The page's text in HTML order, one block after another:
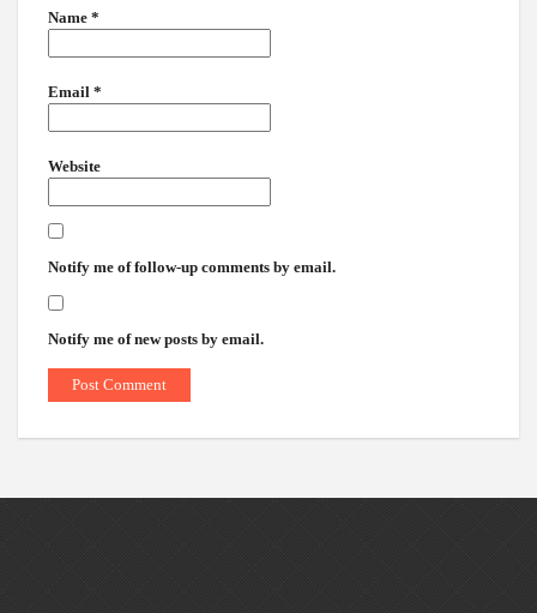
Name *
Email *
Website
Notify me of follow-up comments by email.
Notify me of new posts by email.